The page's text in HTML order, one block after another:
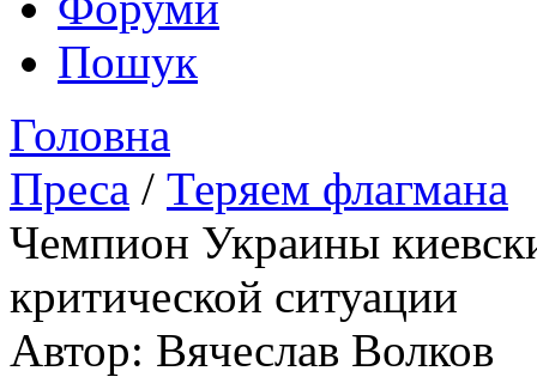
Пошук
Головна
Преса / Теряем флагмана
Чемпион Украины
критической ситуации
Автор: Вячеслав Волков